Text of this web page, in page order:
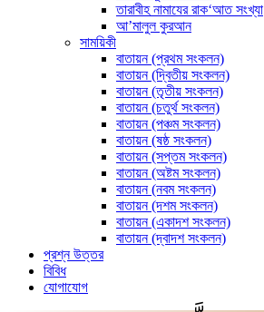
তারাবীহ নামাযের রাক‘আত সংখ্যা
আ’মালুল কুরআন
সাময়িকী
বাতায়ন (প্রথম সংকলন)
বাতায়ন (দ্বিতীয় সংকলন)
বাতায়ন (তৃতীয় সংকলন)
বাতায়ন (চতুর্থ সংকলন)
বাতায়ন (পঞ্চম সংকলন)
বাতায়ন (ষষ্ঠ সংকলন)
বাতায়ন (সপ্তম সংকলন)
বাতায়ন (অষ্টম সংকলন)
বাতায়ন (নবম সংকলন)
বাতায়ন (দশম সংকলন)
বাতায়ন (একাদশ সংকলন)
বাতায়ন (দ্বাদশ সংকলন)
প্রশ্ন উত্তর
বিবিধ
যোগাযোগ